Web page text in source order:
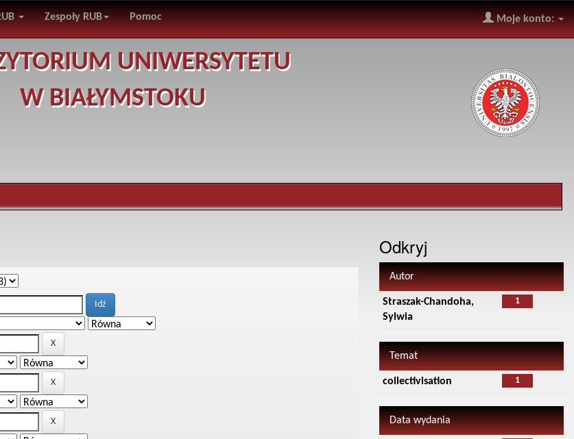
Zespoły RUB Pomoc Moje konto:
UNIWERSYTETU
W BIAŁYMSTOKU
Odkryj
Autor
1
Straszak-Chandoha,
Sylwia
Temat
1
collectivisation
Data wydania